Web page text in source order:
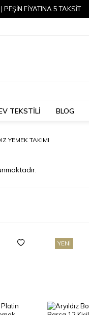
PEŞİN FİYATINA 5 TAKSİT
TEKSTİLİ BLOG
YEMEK TAKIMI
YENI